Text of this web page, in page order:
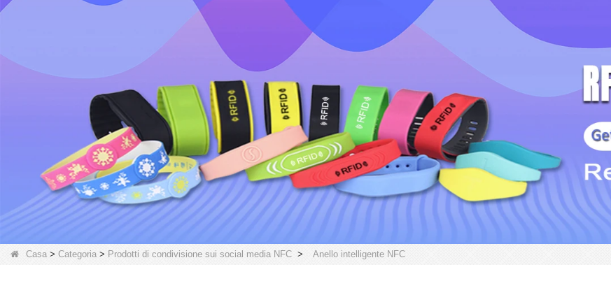
Casa > Categoria > Prodotti di condivisione sui social media NFC > Anello intelligente NFC